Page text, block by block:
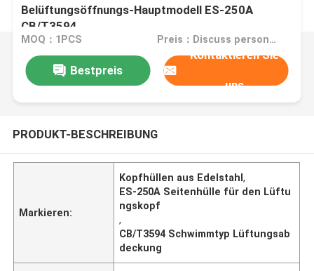
Belüftungsöffnungs-Hauptmodell ES-250A
CB/T3594
MOQ：1PCS Preis：Discuss personally
Bestpreis
Kontaktieren Sie
uns
PRODUKT-BESCHREIBUNG
Markieren:
Kopfhüllen aus Edelstahl,
ES-250A Seitenhülle für den Lüftu
ngskopf
,
CB/T3594 Schwimmtyp Lüftungsab
deckung